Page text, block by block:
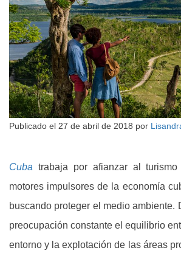
Publicado el 27 de abril de 2018 por
Cuba trabaja por afianzar al
motores impulsores de la economía
buscando proteger el medio ambiente.
preocupación constante el equilibrio
entorno y la explotación de las áreas